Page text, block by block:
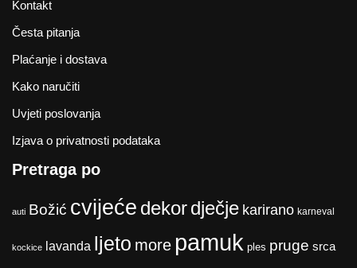
Kontakt
Česta pitanja
Plaćanje i dostava
Kako naručiti
Uvjeti poslovanja
Izjava o privatnosti podataka
Pretraga po
auti Božić cvijeće dekordječje karirano karneval
kockice lavanda ljeto more pamuk ples pruge srca